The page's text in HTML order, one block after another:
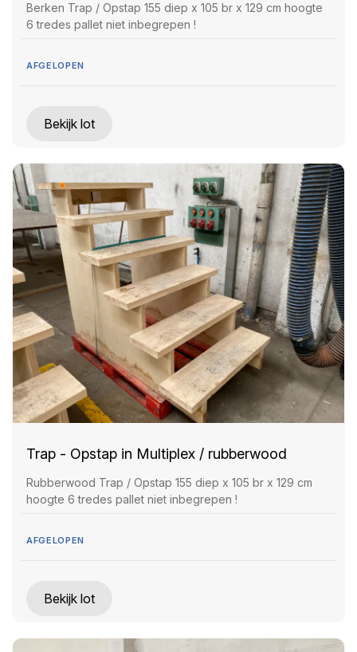
Berken Trap / Opstap 155 diep x 105 br x 129 cm hoogte
6 tredes pallet niet inbegrepen !
AFGELOPEN
Bekijk lot
Trap - Opstap in Multiplex / rubberwood
Rubberwood Trap / Opstap 155 diep x 105 br x 129 cm
hoogte 6 tredes pallet niet inbegrepen !
AFGELOPEN
Bekijk lot